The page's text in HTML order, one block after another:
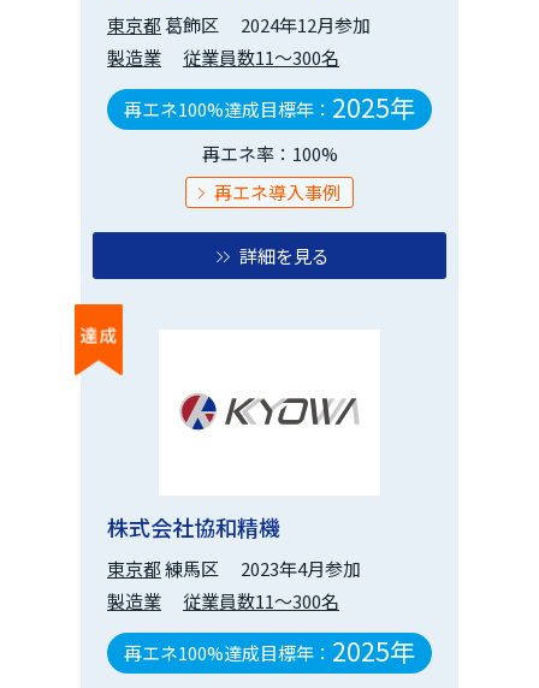
東京都葛飾区
2024年12月参加
製造業
従業員数11～300名
再エネ100%達成目標年： 2025年
再エネ率：100%
再エネ導入事例
詳細を見る
株式会社協和精機
東京都練馬区
2023年4月参加
製造業
従業員数11～300名
再エネ100%達成目標年： 2025年